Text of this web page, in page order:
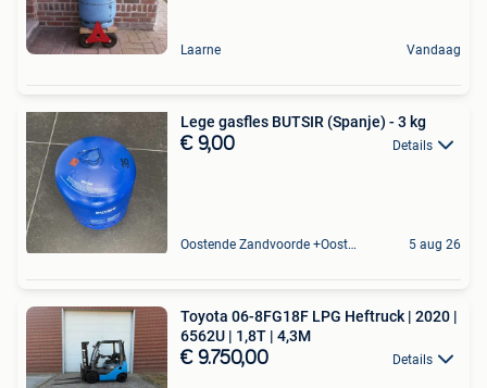
Laarne Vandaag
Lege gasfles BUTSIR (Spanje) - 3 kg
€ 9,00 Details
Oostende Zandvoorde +Oostende 5 aug 26
Toyota 06-8FG18F LPG Heftruck | 2020 |
6562U | 1,8T | 4,3M
€ 9.750,00 Details